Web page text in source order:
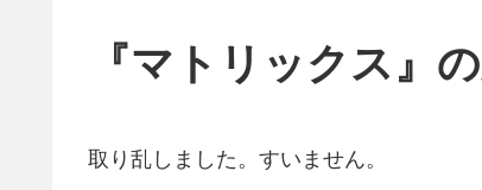
『マトリックス』
取り乱しました。すいません。